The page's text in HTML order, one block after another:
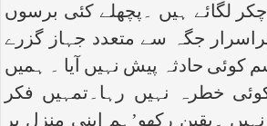
لگائے ہیں ۔پچھلے کئی برسوں
جگہ سے متعدد جہاز گزرے
کوئی حادثہ پیش نہیں آیا ۔ ہمیں
خطرہ نہیں رہا۔تمہیں فکر